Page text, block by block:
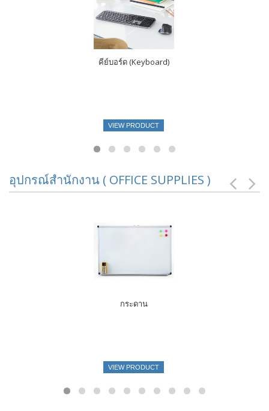
คีย์บอร์ด (Keyboard)
VIEW PRODUCT
อุปกรณ์สำนักงาน ( OFFICE SUPPLIES )
กระดาน
VIEW PRODUCT